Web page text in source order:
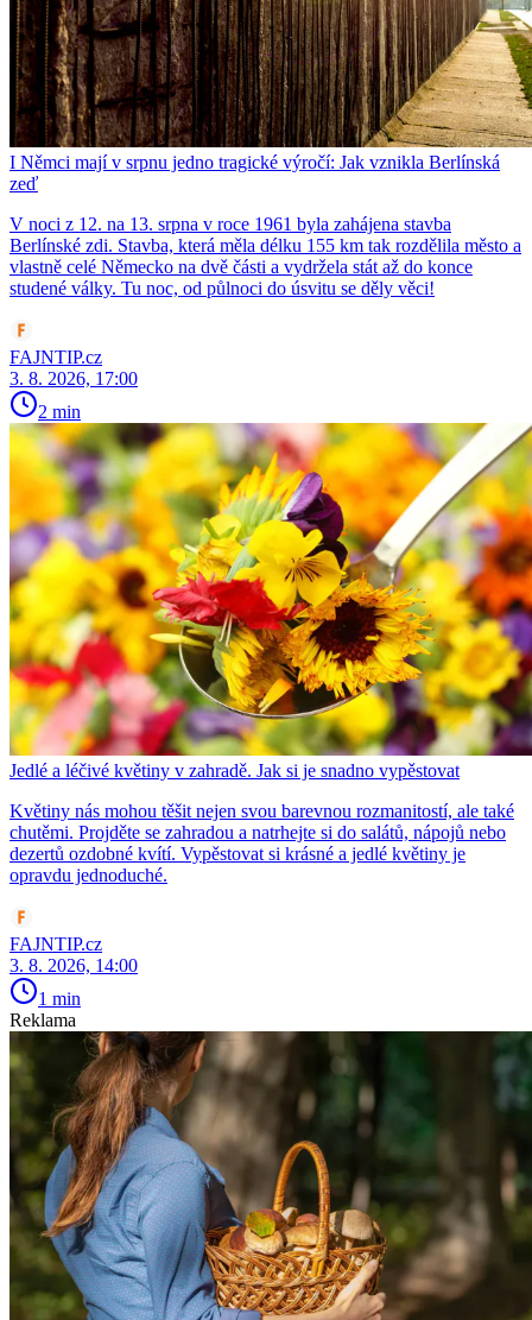
I Němci mají v srpnu jedno tragické výročí: Jak vznikla Berlínská
zeď
V noci z 12. na 13. srpna v roce 1961 byla zahájena stavba
Berlínské zdi. Stavba, která měla délku 155 km tak rozdělila město a
vlastně celé Německo na dvě části a vydržela stát až do konce
studené války. Tu noc, od půlnoci do úsvitu se děly věci!
FAJNTIP.cz
3. 8. 2026, 17:00
2 min
Jedlé a léčivé květiny v zahradě. Jak si je snadno vypěstovat
Květiny nás mohou těšit nejen svou barevnou rozmanitostí, ale také
chutěmi. Projděte se zahradou a natrhejte si do salátů, nápojů nebo
dezertů ozdobné kvítí. Vypěstovat si krásné a jedlé květiny je
opravdu jednoduché.
FAJNTIP.cz
3. 8. 2026, 14:00
1 min
Reklama